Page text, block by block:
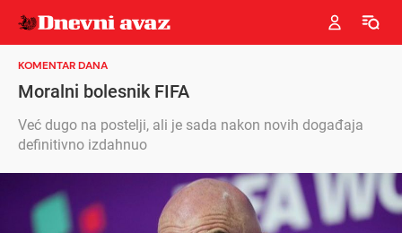
KOMENTAR DANA
Moralni bolesnik FIFA
Već dugo na postelji, ali je sada nakon novih događaja
definitivno izdahnuo